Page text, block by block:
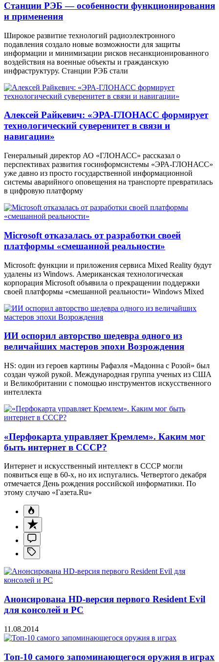
Станции РЭБ — особенности функционирования
и применения
Широкое развитие технологий радиоэлектронного
подавления создало новые возможности для защиты
информации и минимизации рисков несанкционированного
воздействия на военные объекты и гражданскую
инфраструктуру. Станции РЭБ стали
Алексей Райкевич: «ЭРА-ГЛОНАСС формирует
технологический суверенитет в связи и
навигации»
Генеральный директор АО «ГЛОНАСС» рассказал о
перспективах развития госинформсистемы «ЭРА-ГЛОНАСС»
уже давно из просто государственной информационной
системы аварийного оповещения на транспорте превратилась
в цифровую платформу
Microsoft отказалась от разработки своей
платформы «смешанной реальности»
Microsoft: функции и приложения сервиса Mixed Reality будут
удалены из Windows. Американская технологическая
корпорация Microsoft объявила о прекращении поддержки
своей платформы «смешанной реальности» Windows Mixed
ИИ оспорил авторство шедевра одного из
величайших мастеров эпохи Возрождения
HS: один из героев картины Рафаэля «Мадонна с Розой» был
создан чужой рукой. Международная группа ученых из США
и Великобритании с помощью инструментов искусственного
интеллекта
«Перфокарта управляет Кремлем». Каким мог
быть интернет в СССР?
Интернет и искусственный интеллект в СССР могли
появиться еще в 60-х, но их испугались. Четвертого декабря
отмечается День рождения российской информатики. По
этому случаю «Газета.Ru»
Анонсирована HD-версия первого Resident Evil
для консолей и PC
11.08.2014
Топ-10 самого запоминающегося оружия в играх